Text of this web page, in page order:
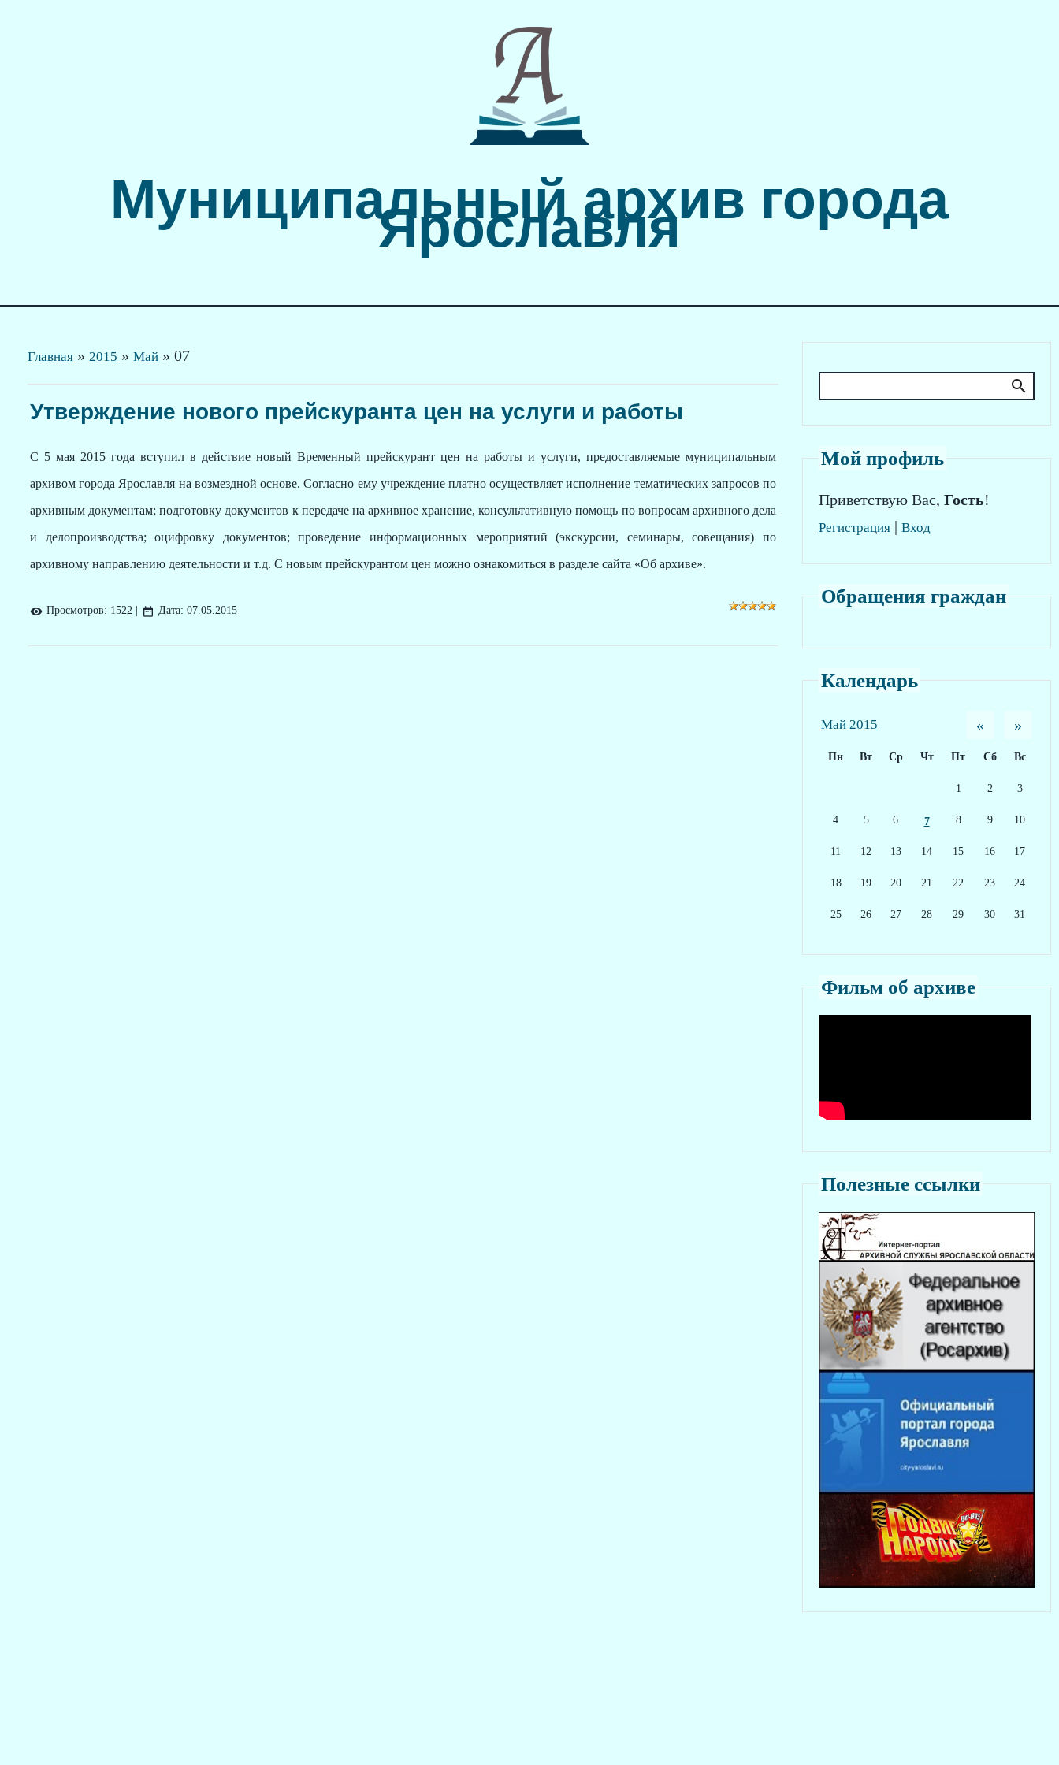
Муниципальный архив города
Ярославля
Главная » 2015 » Май » 07
Утверждение нового прейскуранта цен на услуги и работы
С 5 мая 2015 года вступил в действие новый Временный прейскурант цен на работы и услуги, предоставляемые муниципальным
архивом города Ярославля на возмездной основе. Согласно ему учреждение платно осуществляет исполнение тематических запросов по
архивным документам; подготовку документов к передаче на архивное хранение, консультативную помощь по вопросам архивного дела
и делопроизводства; оцифровку документов; проведение информационных мероприятий (экскурсии, семинары, совещания) по
архивному направлению деятельности и т.д. С новым прейскурантом цен можно ознакомиться в разделе сайта «Об архиве».
Просмотров: 1522 Дата: 07.05.2015
Мой профиль
Приветствую Вас, Гость!
Регистрация | Вход
Обращения граждан
Календарь
«
Май 2015 »
Пн Вт Ср Чт Пт Сб Вс
1 2 3
4 5 6 7 8 9 10
11 12 13 14 15 16 17
18 19 20 21 22 23 24
25 26 27 28 29 30 31
Фильм об архиве
Полезные ссылки